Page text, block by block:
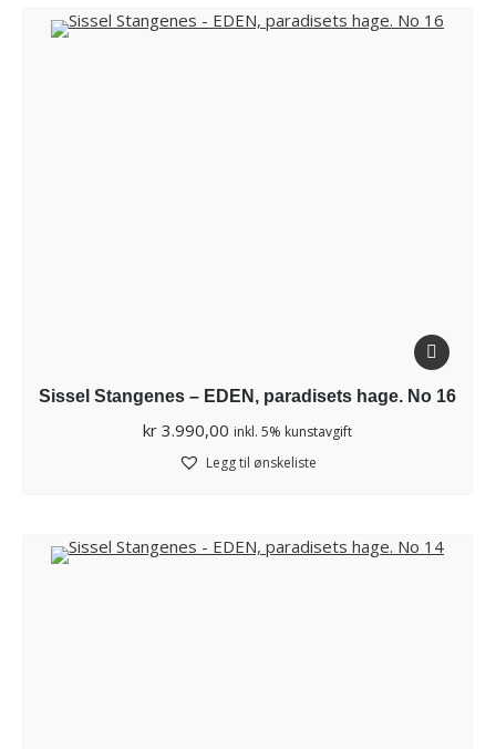
Sissel Stangenes – EDEN, paradisets hage. No 16
kr 3.990,00 inkl. 5% kunstavgift
Legg til ønskeliste